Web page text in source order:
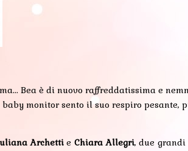
Bea è di nuovo raffreddatissima e
monitor sento il suo respiro
Archettie Chiara Allegri, due grandi